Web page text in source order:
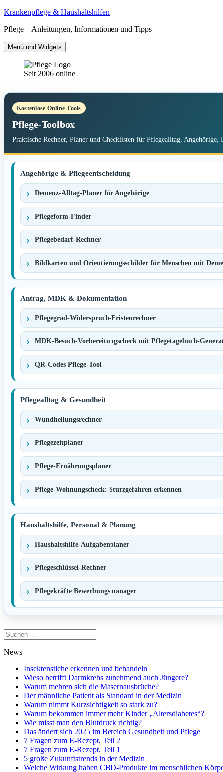
Zum
springen
Krankenpflege & Haushaltshilfen
Pflege – Anleitungen, Informationen und Tipps
Menü und Widgets
Seit 2006 online
Kostenlose Online-Tools
Pflege-Toolbox
Praktische Rechner, Planer und Checklisten für Pflegealltag, Angehörige,
Angehörige & Pflegeentscheidung
Demenz-Alltag-Planer für Angehörige
Pflegeform-Finder
Pflegebedarf-Rechner
Bildkarten und Orientierungsschilder für Menschen mit
Antrag, MDK & Dokumentation
Pflegegrad-Widerspruch-Fristenrechner
MDK-Besuch-Vorbereitungscheck mit Pflegetagebuch-
QR-Codes Pflege-Tool
Pflegealltag & Gesundheit
Wundheilungsrechner
Pflegezeitplaner
Pflege-Ernährungsplaner
Pflege-Wohnungscheck: Sturzgefahren erkennen
Haushaltshilfe, Personal & Planung
Haushaltshilfe-Aufgabenplaner
Pflegeschlüssel-Rechner
Pflegekräfte Bewerbungsmanager
Suchen
nach:
News
Insektenstiche erkennen und behandeln
Wieso betrifft Darmkrebs zunehmend auch Jüngere?
Warum mehren sich die Masernausbrüche?
Der männliche Patient als Standard in der Medizin
Warum nimmt Kurzsichtigkeit so stark zu?
Warum bekommen immer mehr Kinder „Altersdiabetes“?
Wie misst man den Blutdruck richtig?
Das ändert sich 2025 im Bereich Gesundheit und Pflege
7 Fragen zum E-Rezept, Teil 2
7 Fragen zum E-Rezept, Teil 1
5 große Zukunftstrends in der Medizin
Welche Wirkung haben CBD-Produkte im menschlichen